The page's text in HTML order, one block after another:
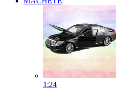
1:24